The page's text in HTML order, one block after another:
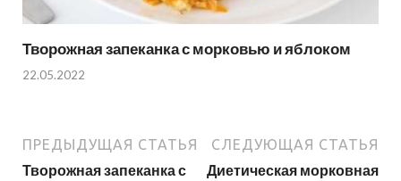
Творожная запеканка с морковью и яблоком
22.05.2022
ПРЕДЫДУЩАЯ СТАТЬЯ
Творожная запеканка с
СЛЕДУЮЩАЯ СТАТЬЯ
Диетическая морковная